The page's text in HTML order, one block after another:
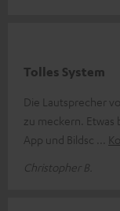
Tolles System
Die Lautsprecher
zu meckern. Etwas
App und Bildsc
Christopher B.